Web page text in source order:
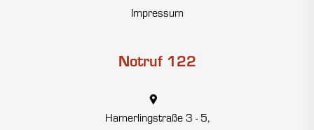
Impressum
Notruf 122
Hamerlingstraße 3 - 5,